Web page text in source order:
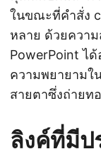
ในขณะที่คำสั่ง
หลาย ด้วยความ
PowerPoint ไ
ความพยายามใ
สายตาซึ่งถ่ายท
ลิงค์ที่มีป